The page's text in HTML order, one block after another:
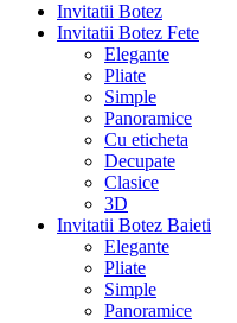
Invitatii Botez
Invitatii Botez Fete
Elegante
Pliate
Simple
Panoramice
Cu eticheta
Decupate
Clasice
3D
Invitatii Botez Baieti
Elegante
Pliate
Simple
Panoramice